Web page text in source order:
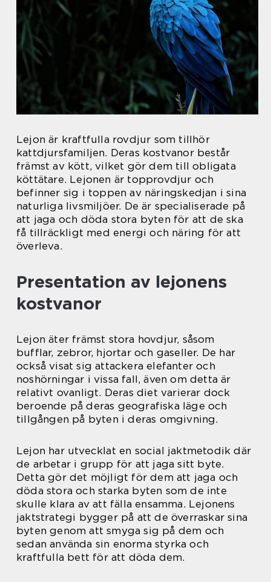
Lejon är kraftfulla rovdjur som tillhör
kattdjursfamiljen. Deras kostvanor består
främst av kött, vilket gör dem till obligata
köttätare. Lejonen är topprovdjur och
befinner sig i toppen av näringskedjan i sina
naturliga livsmiljöer. De är specialiserade på
att jaga och döda stora byten för att de ska
få tillräckligt med energi och näring för att
överleva.
Presentation av lejonens
kostvanor
Lejon äter främst stora hovdjur, såsom
bufflar, zebror, hjortar och gaseller. De har
också visat sig attackera elefanter och
noshörningar i vissa fall, även om detta är
relativt ovanligt. Deras diet varierar dock
beroende på deras geografiska läge och
tillgången på byten i deras omgivning.
Lejon har utvecklat en social jaktmetodik där
de arbetar i grupp för att jaga sitt byte.
Detta gör det möjligt för dem att jaga och
döda stora och starka byten som de inte
skulle klara av att fälla ensamma. Lejonens
jaktstrategi bygger på att de överraskar sina
byten genom att smyga sig på dem och
sedan använda sin enorma styrka och
kraftfulla bett för att döda dem.